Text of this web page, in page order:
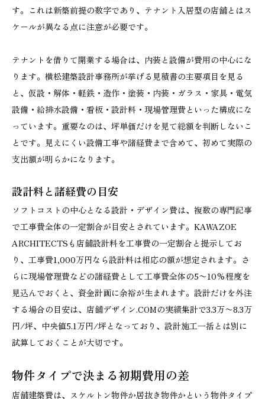
す。これは新築前提の数字であり、テナント入居型の店舗とはス
ケールが異なる点に注意が必要です。
テナントを借りて開業する場合は、内装と設備が費用の中心にな
ります。横松建築設計事務所が挙げる見積書の主要項目を見る
と、仮設・解体・軽鉄・造作・塗装・内装・ガラス・家具・電気
設備・給排水設備・看板・設計料・現場管理費といった構成にな
っています。重要なのは、坪単価だけを見て総額を判断しないこ
とです。見えにくい設備工事や諸経費まで含めて、初めて実際の
支出額が明らかになります。
設計料と諸経費の目安
ソフトコストの中心となる設計・デザイン費は、複数の専門記事
で工事費全体の一定割合が目安とされています。KAWAZOE
ARCHITECTSも店舗設計料を工事費の一定割合と提示してお
り、工事費1,000万円なら設計料は相応の額が想定されます。さ
らに現場管理費などの諸経費として工事費全体の5〜10%程度を
見込んでおくと、資金計画に余裕が生まれます。設計だけを外注
する場合の目安は、店舗デザイン.COMの実績集計で3.3万〜8.3万
円/坪、中央値5.1万円/坪となっており、設計施工一括とは別に
試算しておくことが大切です。
物件タイプで決まる初期費用の差
店舗建築費は、スケルトン物件か居抜き物件かという物件タイプ